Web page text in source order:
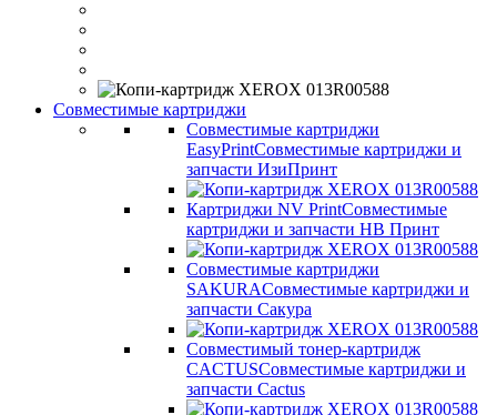
Совместимые картриджи
Совместимые картриджи
EasyPrintСовместимые картриджи и
запчасти ИзиПринт
Картриджи NV PrintСовместимые
картриджи и запчасти НВ Принт
Совместимые картриджи
SAKURAСовместимые картриджи и
запчасти Сакура
Совместимый тонер-картридж
CACTUSСовместимые картриджи и
запчасти Cactus